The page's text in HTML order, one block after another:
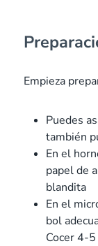
Empieza
Puedes
también
En el
papel de
blandita
En el
bol
Cocer 4-